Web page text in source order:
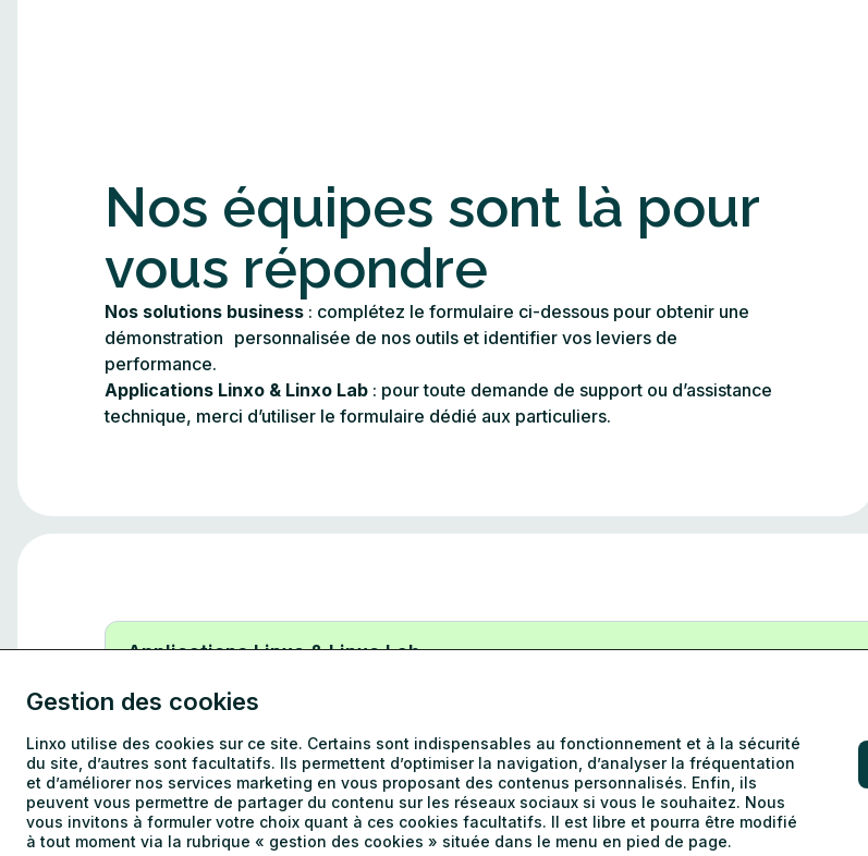
Nos équipes sont là pour
vous répondre
Nos solutions business : complétez le formulaire ci-dessous pour obtenir une
démonstration personnalisée de nos outils et identifier vos leviers de
performance.
Applications Linxo & Linxo Lab : pour toute demande de support ou d’assistance
technique, merci d’utiliser le formulaire dédié aux particuliers.
Votre email
L’objet de votre demande
Gestion des cookies
Linxo utilise des cookies sur ce site. Certains sont indispensables au fonctionnement et à la sécurité
du site, d’autres sont facultatifs. Ils permettent d’optimiser la navigation, d’analyser la fréquentation
et d’améliorer nos services marketing en vous proposant des contenus personnalisés. Enfin, ils
peuvent vous permettre de partager du contenu sur les réseaux sociaux si vous le souhaitez. Nous
vous invitons à formuler votre choix quant à ces cookies facultatifs. Il est libre et pourra être modifié
à tout moment via la rubrique « gestion des cookies » située dans le menu en pied de page.